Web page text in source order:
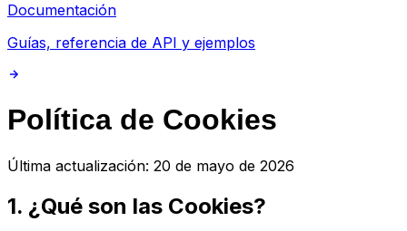
Documentación
Guías, referencia de API y ejemplos
Política de Cookies
Última actualización: 20 de mayo de 2026
1. ¿Qué son las Cookies?